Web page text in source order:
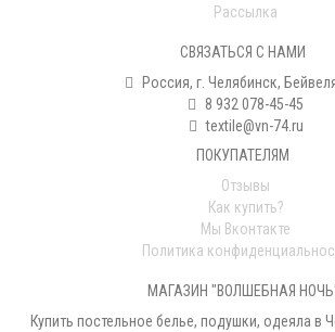
Рассылка
СВЯЗАТЬСЯ С НАМИ
Россия, г. Челябинск,
8 932 078-45-45
textile@vn-74.ru
ПОКУПАТЕЛЯМ
Отзывы
Как купить?
Мы Вконтакте
Политика
МАГАЗИН "ВОЛШЕБНАЯ
Купить постельное белье, подушки, одеяла в